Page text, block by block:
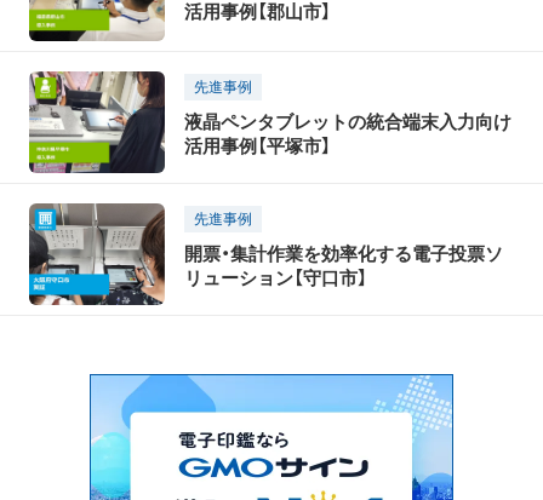
活用事例【郡山市】
先進事例
液晶ペンタブレットの統合端末入力向け
活用事例【平塚市】
先進事例
開票・集計作業を効率化する電子投票ソ
リューション【守口市】